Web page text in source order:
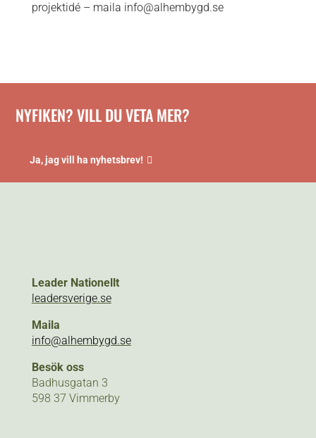
projektidé – maila info@alhembygd.se
NYFIKEN? VILL DU VETA MER?
Ja, jag vill ha nyhetsbrev!
Leader Nationellt
leadersverige.se
Maila
info@alhembygd.se
Besök oss
Badhusgatan 3
598 37 Vimmerby